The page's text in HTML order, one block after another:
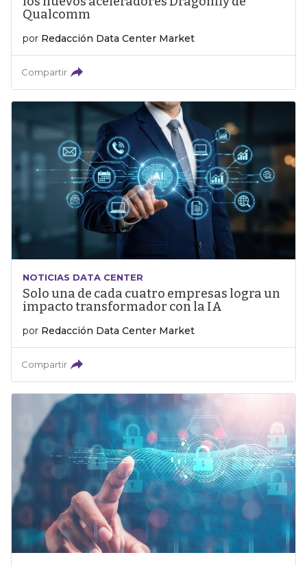
Qualcomm
por Redacción Data Center Market
Compartir
NOTICIAS DATA CENTER
Solo una de cada cuatro empresas logra un
impacto transformador con la IA
por Redacción Data Center Market
Compartir